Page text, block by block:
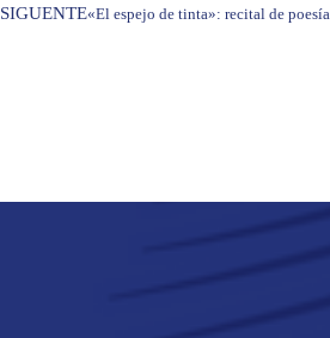
SIGUENTE«El espejo de tinta»: recital de poesía